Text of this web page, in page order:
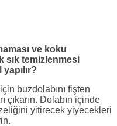
ve koku
sık temizlenmesi
buzdolabını fişten
çıkarın. Dolabın içinde
yitirecek yiyecekleri